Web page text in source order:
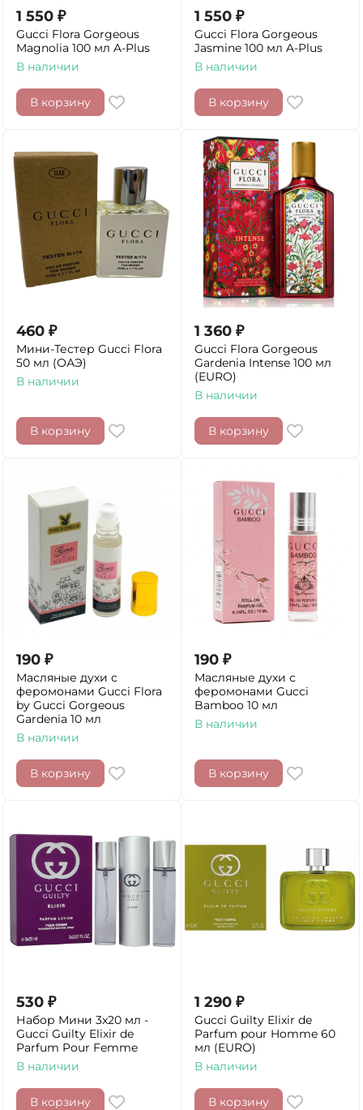
1 550 ₽
Gucci Flora Gorgeous
Magnolia 100 мл A-Plus
В наличии
В корзину
1 550 ₽
Gucci Flora Gorgeous
Jasmine 100 мл A-Plus
В наличии
В корзину
460 ₽
Мини-Тестер Gucci Flora
50 мл (ОАЭ)
В наличии
В корзину
1 360 ₽
Gucci Flora Gorgeous
Gardenia Intense 100 мл
(EURO)
В наличии
В корзину
190 ₽
Масляные духи с
феромонами Gucci Flora
by Gucci Gorgeous
Gardenia 10 мл
В наличии
В корзину
190 ₽
Масляные духи с
феромонами Gucci
Bamboo 10 мл
В наличии
В корзину
530 ₽
Набор Мини 3x20 мл -
Gucci Guilty Elixir de
Parfum Pour Femme
В наличии
В корзину
1 290 ₽
Gucci Guilty Elixir de
Parfum pour Homme 60
мл (EURO)
В наличии
В корзину